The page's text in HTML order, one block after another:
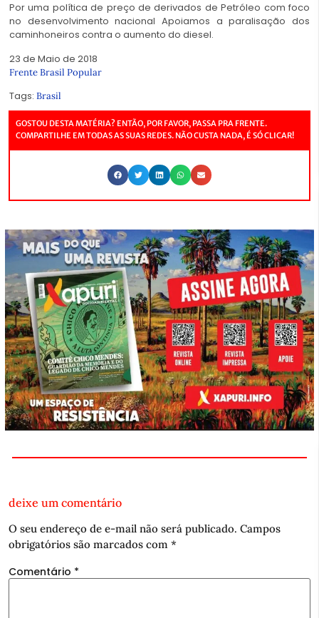
Por uma política de preço de derivados de Petróleo com foco
no desenvolvimento nacional Apoiamos a paralisação dos
caminhoneiros contra o aumento do diesel.
23 de Maio de 2018
Frente Brasil Popular
Tags: Brasil
GOSTOU DESTA MATÉRIA? ENTÃO, POR FAVOR, PASSA PRA FRENTE.
COMPARTILHE EM TODAS AS SUAS REDES. NÃO CUSTA NADA, É SÓ CLICAR!
deixe um comentário
O seu endereço de e-mail não será publicado. Campos
obrigatórios são marcados com *
Comentário *